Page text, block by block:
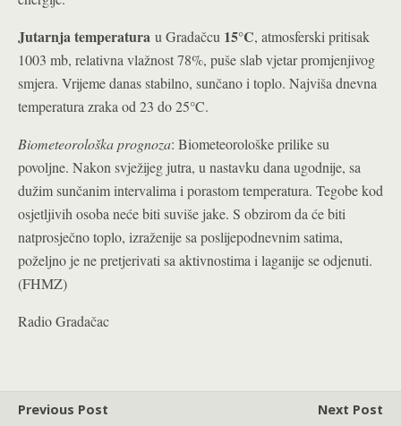
Jutarnja temperatura u Gradačcu 15°C, atmosferski pritisak
1003 mb, relativna vlažnost 78%, puše slab vjetar promjenjivog
smjera. Vrijeme danas stabilno, sunčano i toplo. Najviša dnevna
temperatura zraka od 23 do 25°C.
Biometeorološka prognoza: Biometeorološke prilike su
povoljne. Nakon svježijeg jutra, u nastavku dana ugodnije, sa
dužim sunčanim intervalima i porastom temperatura. Tegobe kod
osjetljivih osoba neće biti suviše jake. S obzirom da će biti
natprosječno toplo, izraženije sa poslijepodnevnim satima,
poželjno je ne pretjerivati sa aktivnostima i laganije se odjenuti.
(FHMZ)
Radio Gradačac
Previous Post
Next Post